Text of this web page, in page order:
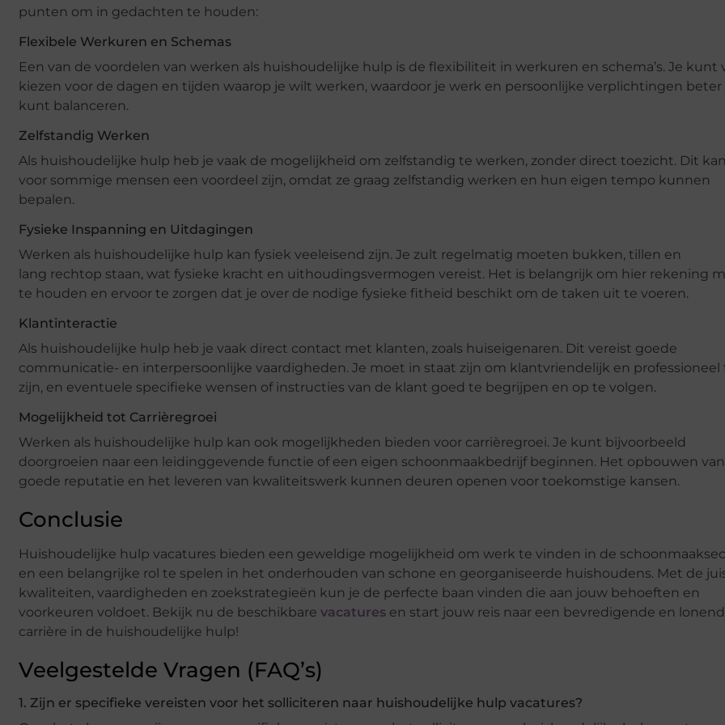
punten om in gedachten te houden:
Flexibele Werkuren en Schemas
Een van de voordelen van werken als huishoudelijke hulp is de flexibiliteit in werkuren en schema’s. Je kunt
kiezen voor de dagen en tijden waarop je wilt werken, waardoor je werk en persoonlijke verplichtingen beter
kunt balanceren.
Zelfstandig Werken
Als huishoudelijke hulp heb je vaak de mogelijkheid om zelfstandig te werken, zonder direct toezicht. Dit kan
voor sommige mensen een voordeel zijn, omdat ze graag zelfstandig werken en hun eigen tempo kunnen
bepalen.
Fysieke Inspanning en Uitdagingen
Werken als huishoudelijke hulp kan fysiek veeleisend zijn. Je zult regelmatig moeten bukken, tillen en
lang rechtop staan, wat fysieke kracht en uithoudingsvermogen vereist. Het is belangrijk om hier rekening
te houden en ervoor te zorgen dat je over de nodige fysieke fitheid beschikt om de taken uit te voeren.
Klantinteractie
Als huishoudelijke hulp heb je vaak direct contact met klanten, zoals huiseigenaren. Dit vereist goede
communicatie- en interpersoonlijke vaardigheden. Je moet in staat zijn om klantvriendelijk en professioneel
zijn, en eventuele specifieke wensen of instructies van de klant goed te begrijpen en op te volgen.
Mogelijkheid tot Carrièregroei
Werken als huishoudelijke hulp kan ook mogelijkheden bieden voor carrièregroei. Je kunt bijvoorbeeld
doorgroeien naar een leidinggevende functie of een eigen schoonmaakbedrijf beginnen. Het opbouwen
goede reputatie en het leveren van kwaliteitswerk kunnen deuren openen voor toekomstige kansen.
Conclusie
Huishoudelijke hulp vacatures bieden een geweldige mogelijkheid om werk te vinden in de
en een belangrijke rol te spelen in het onderhouden van schone en georganiseerde huishoudens. Met de
kwaliteiten, vaardigheden en zoekstrategieën kun je de perfecte baan vinden die aan jouw behoeften en
voorkeuren voldoet. Bekijk nu de beschikbare vacatures en start jouw reis naar een bevredigende en
carrière in de huishoudelijke hulp!
Veelgestelde Vragen (FAQ’s)
1. Zijn er specifieke vereisten voor het solliciteren naar huishoudelijke hulp vacatures?